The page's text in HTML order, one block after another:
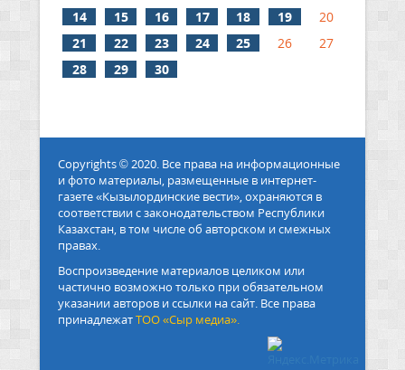
14
15 16 17 18 19
20
21
22 23 24 25 26
27
28
29 30
Copyrights © 2020. Все права на информационные
и фото материалы, размещенные в интернет-
газете «Кызылординские вести», охраняются в
соответствии с законодательством Республики
Казахстан, в том числе об авторском и смежных
правах.
Воспроизведение материалов целиком или
частично возможно только при обязательном
указании авторов и ссылки на сайт. Все права
принадлежатТОО «Сыр медиа».